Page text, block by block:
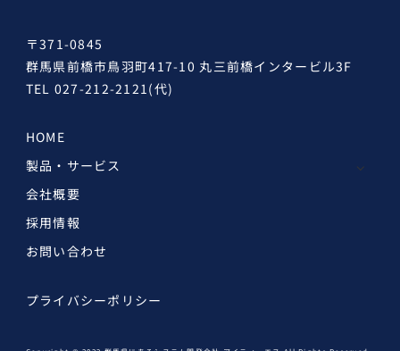
〒371-0845
群馬県前橋市鳥羽町417-10 丸三前橋インタービル3F
TEL 027-212-2121 (代)
HOME
製品・サービス
会社概要
採用情報
お問い合わせ
プライバシーポリシー